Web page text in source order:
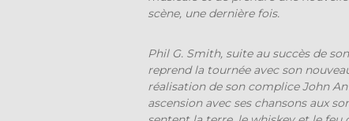
scène, une dernière fois.
Phil G. Smith, suite au succès de
reprend la tournée avec son
réalisation de son complice John
ascension avec ses chansons aux